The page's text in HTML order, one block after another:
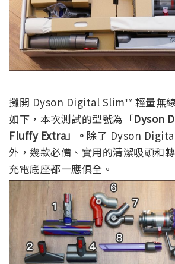
攤開 Dyson Digital Slim™ 輕量無
如下，本次測試的型號為「Dyson
Fluffy Extra」。 除了 Dyson
外，幾款必備、實用的清潔吸頭和
充電底座都一應俱全。